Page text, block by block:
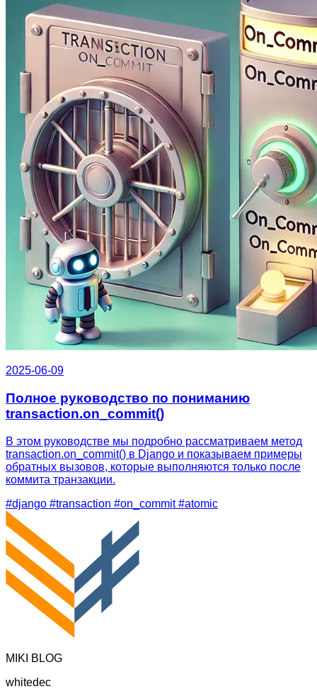
2025-06-09
Полное руководство по пониманию
transaction.on_commit()
В этом руководстве мы подробно рассматриваем метод
transaction.on_commit() в Django и показываем примеры
обратных вызовов, которые выполняются только после
коммита транзакции.
#django #transaction #on_commit#atomic
MIKI BLOG
whitedec